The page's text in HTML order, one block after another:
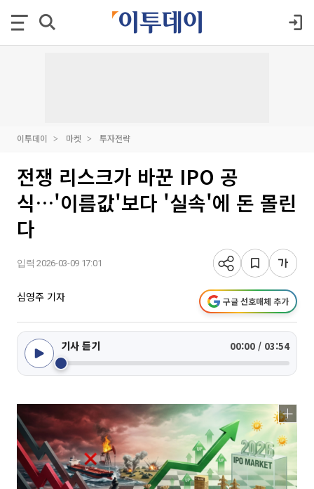
이투데이 마켓 투자전략
전쟁 리스크가 바꾼 IPO 공
식…'이름값'보다 '실속'에 돈 몰린
다
입력 2026-03-09 17:01
심영주 기자 구글 선호매체 추가
기사 듣기 00:00 / 03:54